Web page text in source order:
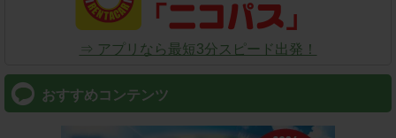
⇒ アプリなら最短3分スピード出発！
おすすめコンテンツ